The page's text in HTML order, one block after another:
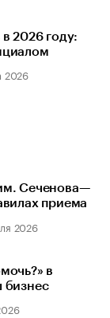
2026 году:
2026
Сеченова—
приема
2026
в
бизнес